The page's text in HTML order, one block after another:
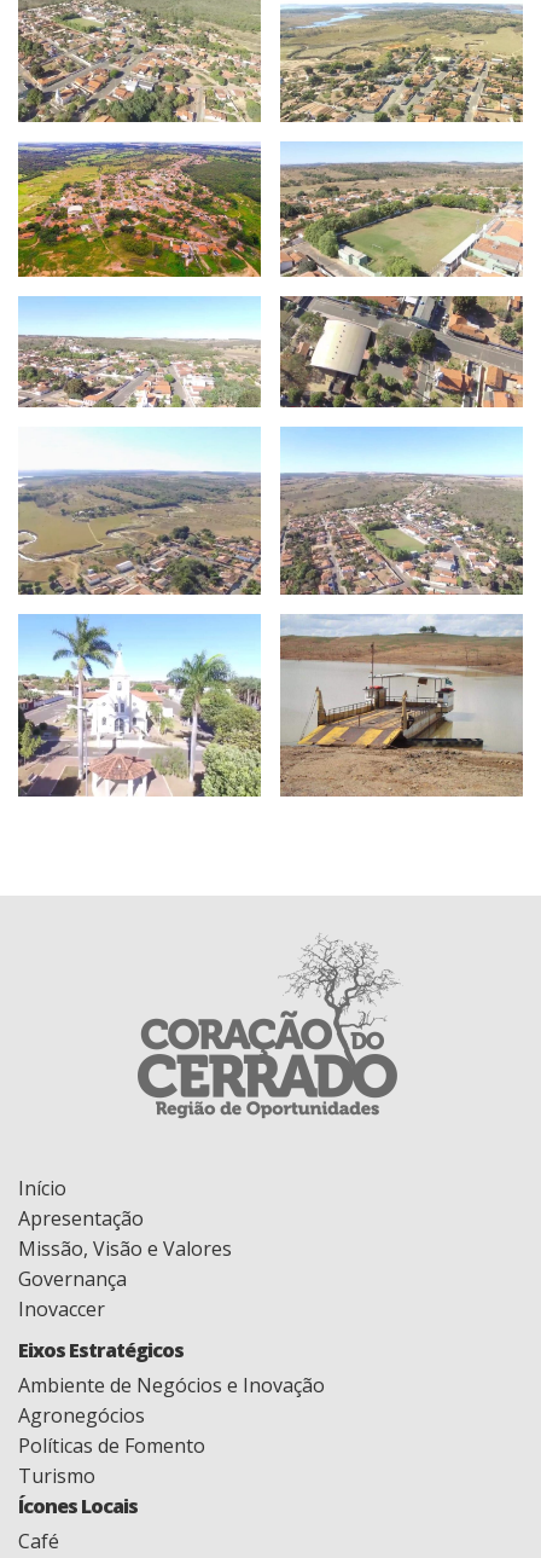
Início
Apresentação
Missão, Visão e Valores
Governança
Inovaccer
Eixos Estratégicos
Ambiente de Negócios e Inovação
Agronegócios
Políticas de Fomento
Turismo
Ícones Locais
Café